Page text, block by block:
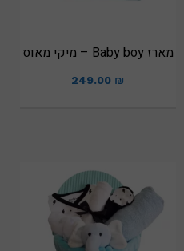
מארז Baby boy – מיקי מאוס
249.00 ₪